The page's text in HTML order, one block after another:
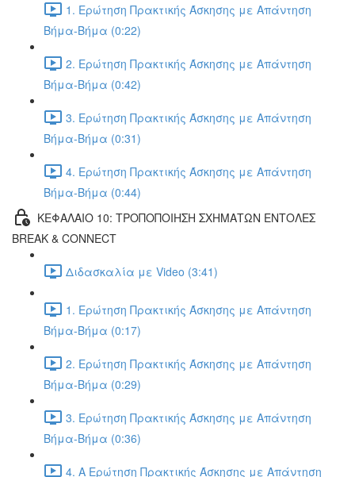
1. Ερώτηση Πρακτικής Άσκησης με Απάντηση
Βήμα-Βήμα (0:22)
2. Ερώτηση Πρακτικής Άσκησης με Απάντηση
Βήμα-Βήμα (0:42)
3. Ερώτηση Πρακτικής Άσκησης με Απάντηση
Βήμα-Βήμα (0:31)
4. Ερώτηση Πρακτικής Άσκησης με Απάντηση
Βήμα-Βήμα (0:44)
ΚΕΦΑΛΑΙΟ 10: ΤΡΟΠΟΠΟΙΗΣΗ ΣΧΗΜΑΤΩΝ ΕΝΤΟΛΕΣ
BREAK & CONNECT
Διδασκαλία με Video (3:41)
1. Ερώτηση Πρακτικής Άσκησης με Απάντηση
Βήμα-Βήμα (0:17)
2. Ερώτηση Πρακτικής Άσκησης με Απάντηση
Βήμα-Βήμα (0:29)
3. Ερώτηση Πρακτικής Άσκησης με Απάντηση
Βήμα-Βήμα (0:36)
4. Α Ερώτηση Πρακτικής Άσκησης με Απάντηση